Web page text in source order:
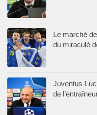
Le marché
du miraculé
Juventus-
de